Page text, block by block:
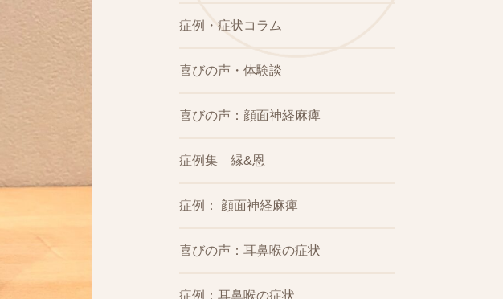
症例・症状コラム
喜びの声・体験談
喜びの声：顔面神経麻痺
症例集 縁&恩
症例： 顔面神経麻痺
喜びの声：耳鼻喉の症状
症例：耳鼻喉の症状